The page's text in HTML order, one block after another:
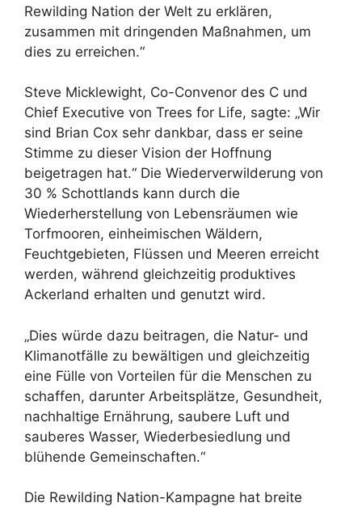
Rewilding Nation der Welt zu erklären,
zusammen mit dringenden Maßnahmen, um
dies zu erreichen.“
Steve Micklewight, Co-Convenor des C und
Chief Executive von Trees for Life, sagte: „Wir
sind Brian Cox sehr dankbar, dass er seine
Stimme zu dieser Vision der Hoffnung
beigetragen hat.“ Die Wiederverwilderung von
30 % Schottlands kann durch die
Wiederherstellung von Lebensräumen wie
Torfmooren, einheimischen Wäldern,
Feuchtgebieten, Flüssen und Meeren erreicht
werden, während gleichzeitig produktives
Ackerland erhalten und genutzt wird.
„Dies würde dazu beitragen, die Natur- und
Klimanotfälle zu bewältigen und gleichzeitig
eine Fülle von Vorteilen für die Menschen zu
schaffen, darunter Arbeitsplätze, Gesundheit,
nachhaltige Ernährung, saubere Luft und
sauberes Wasser, Wiederbesiedlung und
blühende Gemeinschaften.“
Die Rewilding Nation-Kampagne hat breite